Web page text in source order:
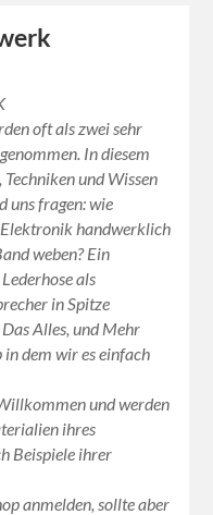
oft als zwei sehr
In diesem
und Wissen
uns fragen: wie
handwerklich
weben? Ein
als
in Spitze
Alles, und Mehr
dem wir es einfach
und werden
ihres
Beispiele ihrer
anmelden, sollte aber